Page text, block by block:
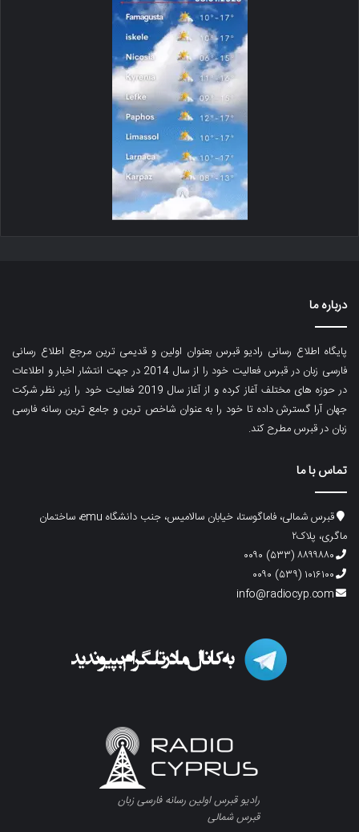
درباره ما
پایگاه اطلاع رسانی رادیو قبرس بعنوان اولین و قدیمی ترین مرجع اطلاع رسانی
فارسی زبان در قبرس فعالیت خود را از سال 2014 در جهت انتشار اخبار و اطلاعات
در حوزه های مختلف آغاز کرده و از آغاز سال 2019 فعالیت خود را زیر نظر شرکت
جهان آرا گسترش داده تا خود را به عنوان شاخص ترین و جامع ترین رسانه فارسی
زبان در قبرس مطرح کند.
تماس با ما
قبرس شمالی، فاماگوستا، خیابان سالامیس، جنب دانشگاه emu، ساختمان
ماگری، پلاک۲
۸۸۹۹۸۸۰ (۵۳۳) ۰۰۹۰
۱۰۱۶۱۰۰ (۵۳۹) ۰۰۹۰
info@radiocyp.com
رادیو قبرس اولین رسانه فارسی زبان
قبرس شمالی